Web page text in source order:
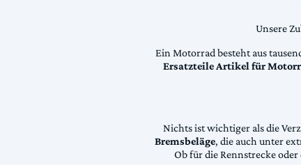
Unsere
Ein Motorrad besteht aus
Ersatzteile Artikel für
Nichts ist wichtiger als die
Bremsbeläge, die auch unter
Ob für die Rennstrecke